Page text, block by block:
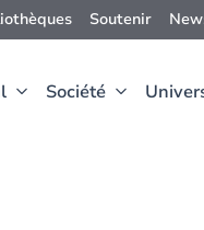
Soutenir
Société